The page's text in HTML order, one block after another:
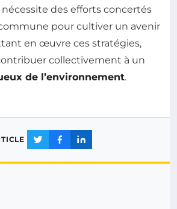
nécessite des efforts concertés
pour cultiver un avenir
en œuvre ces stratégies,
collectivement à un
de l’environnement.